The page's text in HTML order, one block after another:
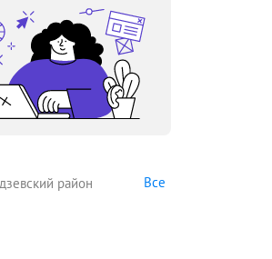
район
Все